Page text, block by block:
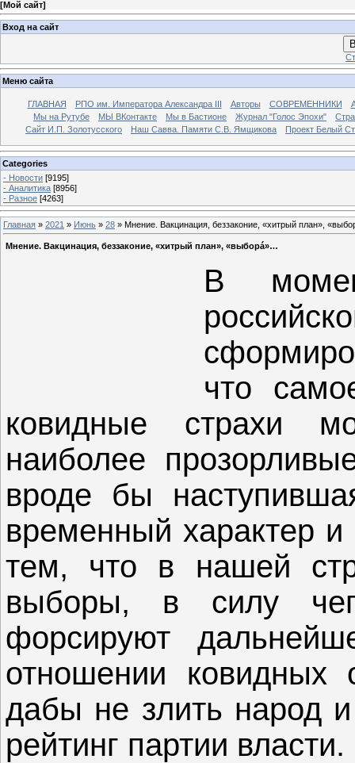
[Мой сайт]
Вход на сайт
Меню сайта
ГЛАВНАЯ РПО им. Императора Александра III Авторы СОВРЕМЕННИКИ
Мы на Рутубе
МЫ ВКонтакте Мы в Бастионе Журнал "Голос Эпохи"
Сайт И.П. Золотусского
Наш Савва. Памяти С.В. Ямщикова Проект Белый
Categories
- Новости [9195]
- Аналитика [8956]
- Разное [4263]
Главная » 2021 » Июнь » 28 » Мнение. Вакцинация, беззаконие, «хитрый план»,
Мнение. Вакцинация, беззаконие, «хитрый план», «выборá»…
В
что
ковидные страхи
наиболее
вроде бы
временный характер
тем, что в нашей
выборы, в силу
форсируют
отношении ковидных
дабы не злить народ
рейтинг партии власти.